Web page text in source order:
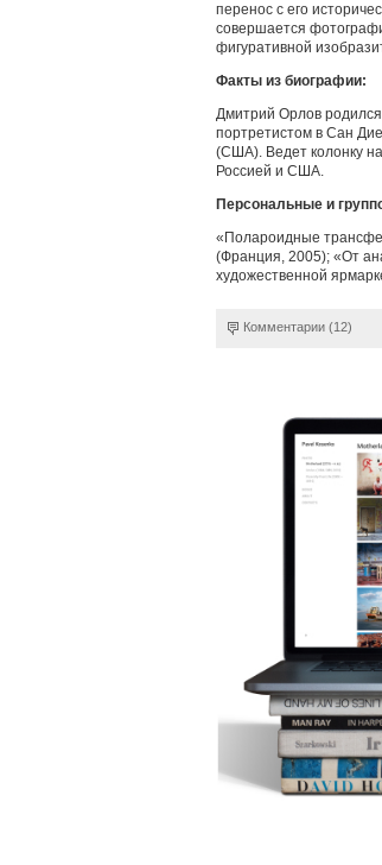
перенос с его
совершается
фигуративной
Факты из биографии:
Дмитрий Орлов
портретистом в Сан
(США). Ведет колонку
Россией и США.
Персональные и
«Полароидные
(Франция, 2005); «От
художественной
Комментарии (12)